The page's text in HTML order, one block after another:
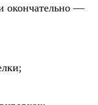
окончательно —